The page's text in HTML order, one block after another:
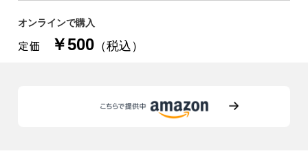
オンラインで購入
定価 ￥500 （税込）